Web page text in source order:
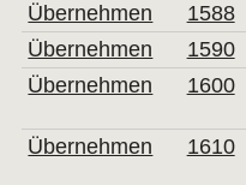
Übernehmen
1588
Übernehmen
1590
Übernehmen
1600
Übernehmen
1610